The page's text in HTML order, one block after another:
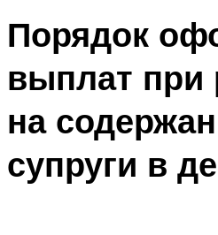
Порядок
выплат при
на
супруги в